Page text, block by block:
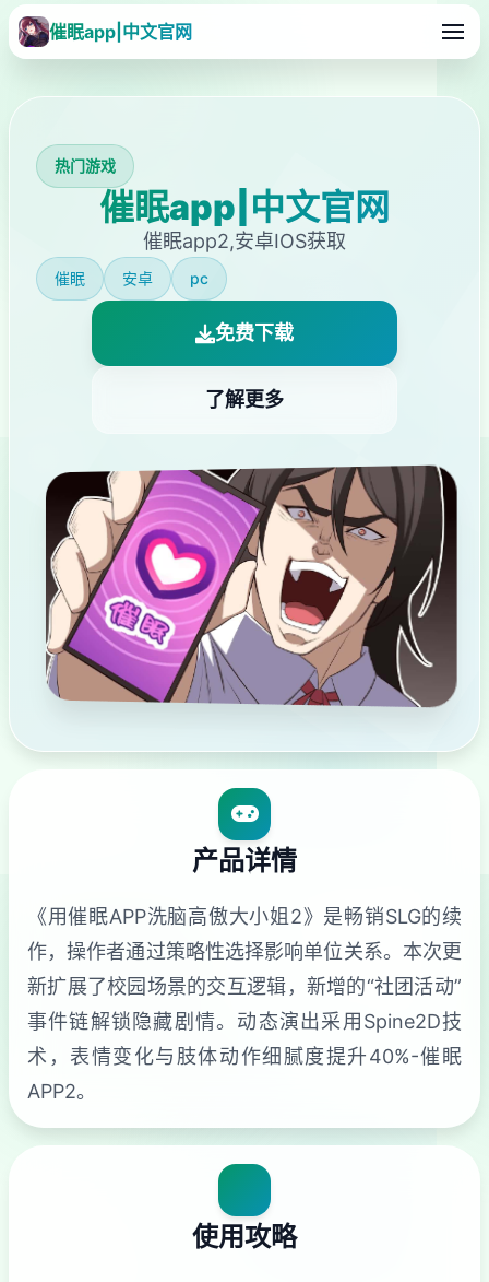
催眠app|中文官网
热门游戏
催眠app|中文官网
催眠app2,安卓IOS获取
催眠 安卓 pc
免费下载
了解更多
产品详情
《用催眠APP洗脑高傲大小姐2》是畅销SLG的续
作，操作者通过策略性选择影响单位关系。本次更
新扩展了校园场景的交互逻辑，新增的“社团活动”
事件链解锁隐藏剧情。动态演出采用Spine2D技
术，表情变化与肢体动作细腻度提升40%-催眠
APP2。
使用攻略